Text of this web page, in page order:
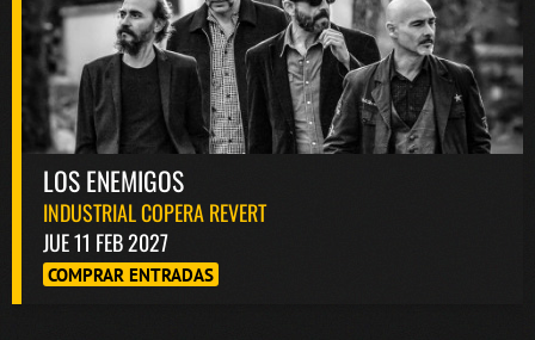
LOS ENEMIGOS
INDUSTRIAL COPERA REVERT
JUE 11 FEB 2027
COMPRAR ENTRADAS